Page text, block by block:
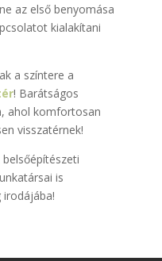
az első benyomása
kialakítani
a színtere a
! Barátságos
ahol komfortosan
visszatérnek!
belsőépítészeti
is
irodájába!